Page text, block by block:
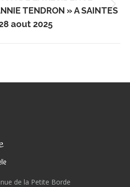
Article
suivant
TENDRON » A SAINTES
aout 2025
de la Petite Borde